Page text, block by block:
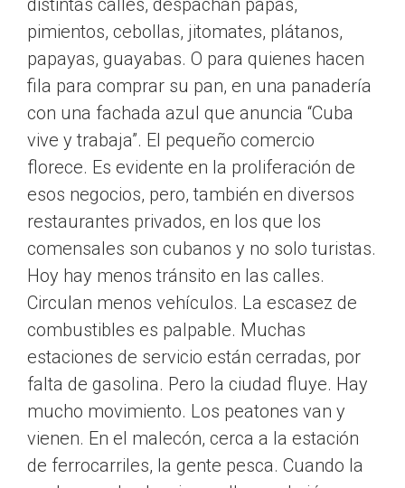
distintas calles, despachan papas,
pimientos, cebollas, jitomates, plátanos,
papayas, guayabas. O para quienes hacen
fila para comprar su pan, en una panadería
con una fachada azul que anuncia “Cuba
vive y trabaja”. El pequeño comercio
florece. Es evidente en la proliferación de
esos negocios, pero, también en diversos
restaurantes privados, en los que los
comensales son cubanos y no solo turistas.
Hoy hay menos tránsito en las calles.
Circulan menos vehículos. La escasez de
combustibles es palpable. Muchas
estaciones de servicio están cerradas, por
falta de gasolina. Pero la ciudad fluye. Hay
mucho movimiento. Los peatones van y
vienen. En el malecón, cerca a la estación
de ferrocarriles, la gente pesca. Cuando la